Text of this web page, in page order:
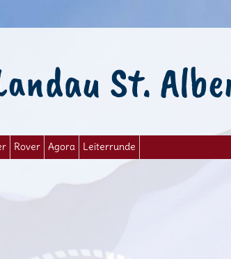
St.
Rover Agora Leiterrunde